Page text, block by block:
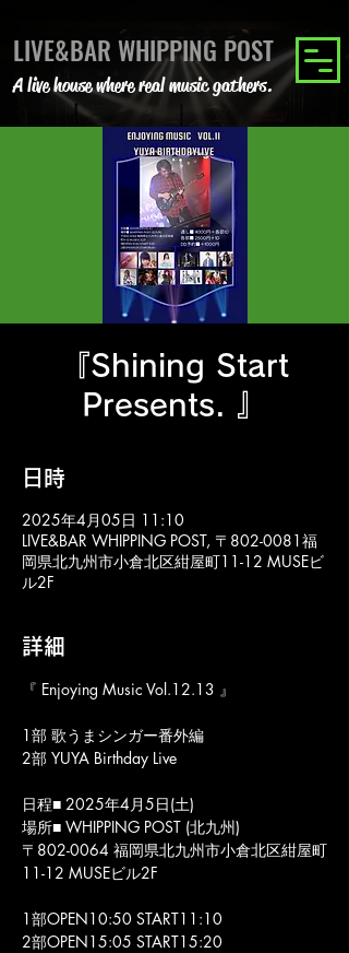
LIVE&BAR WHIPPING POST
A live house where real music gathers.
『Shining Start
Presents. 』
日時
2025年4月05日 11:10
LIVE&BAR WHIPPING POST, 〒802-0081福
岡県北九州市小倉北区紺屋町11-12 MUSEビ
ル2F
詳細
『 Enjoying Music Vol.12.13 』
1部 歌うまシンガー番外編
2部 YUYA Birthday Live
日程■ 2025年4月5日(土)
場所■ WHIPPING POST (北九州)
〒802-0064 福岡県北九州市小倉北区紺屋町
11-12 MUSEビル2F
1部OPEN10:50 START11:10
2部OPEN15:05 START15:20